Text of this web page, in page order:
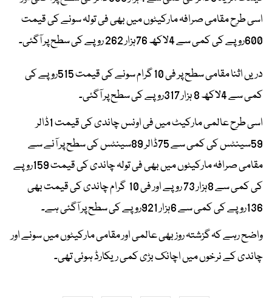
اسی طرح مقامی صرافہ مارکیٹوں میں بھی فی تولہ سونے کی قیمت
600روپے کی کمی سے 4لاکھ 76ہزار 262 روپے کی سطح پر آگئی۔
دریں اثنا مقامی سطح پر فی 10 گرام سونے کی قیمت 515روپے کی
کمی سے 4لاکھ 8 ہزار 317روپے کی سطح پر آگئی۔
اسی طرح عالمی مارکیٹ میں فی اونس چاندی کی قیمت 1ڈالر
59سینٹس کی کمی سے 75ڈالر 89سینٹس کی سطح پر آنے سے
مقامی صرافہ مارکیٹوں میں بھی فی تولہ چاندی کی قیمت 159روپے
کی کمی سے 8ہزار 73 روپے اور فی 10 گرام چاندی کی قیمت بھی
136روپے کی کمی سے 6ہزار 921روپے کی سطح پر آگئی ہے۔
واضح رہے کہ گزشتہ روز بھی عالمی اور مقامی مارکیٹوں میں سونے اور
چاندی کے نرخوں میں اچانک بڑی کمی ریکارڈ ہوئی تھی۔